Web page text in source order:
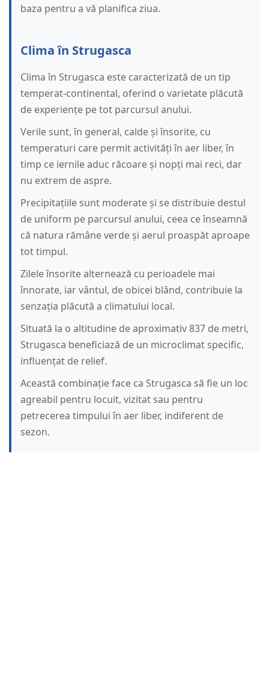
baza pentru a vă planifica ziua.
Clima în Strugasca
Clima în Strugasca este caracterizată de un tip
temperat-continental, oferind o varietate plăcută
de experiențe pe tot parcursul anului.
Verile sunt, în general, calde și însorite, cu
temperaturi care permit activități în aer liber, în
timp ce iernile aduc răcoare și nopți mai reci, dar
nu extrem de aspre.
Precipitațiile sunt moderate și se distribuie destul
de uniform pe parcursul anului, ceea ce înseamnă
că natura rămâne verde și aerul proaspăt aproape
tot timpul.
Zilele însorite alternează cu perioadele mai
înnorate, iar vântul, de obicei blând, contribuie la
senzația plăcută a climatului local.
Situată la o altitudine de aproximativ 837 de metri,
Strugasca beneficiază de un microclimat specific,
influențat de relief.
Această combinație face ca Strugasca să fie un loc
agreabil pentru locuit, vizitat sau pentru
petrecerea timpului în aer liber, indiferent de
sezon.